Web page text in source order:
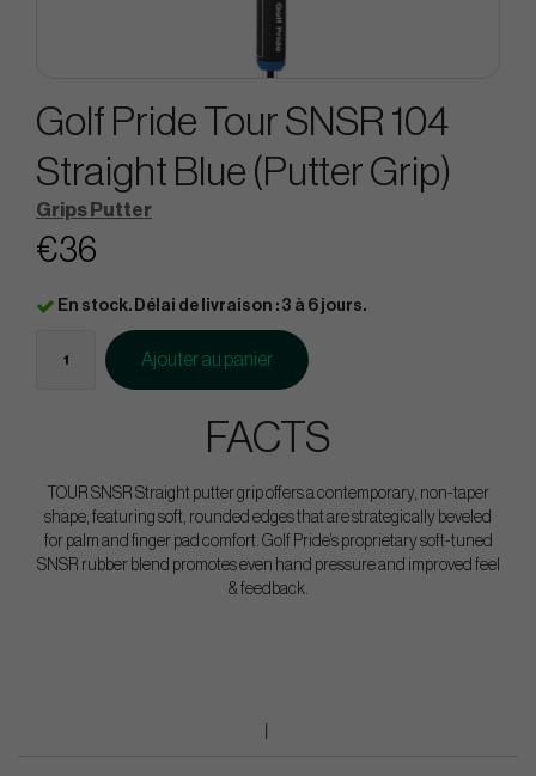
Golf Pride Tour SNSR 104
Straight Blue (Putter Grip)
Grips Putter
€36
En stock. Délai de livraison : 3 à 6 jours.
Ajouter au panier
FACTS
TOUR SNSR Straight putter grip offers a contemporary, non-taper
shape, featuring soft, rounded edges that are strategically beveled
for palm and finger pad comfort. Golf Pride’s proprietary soft-tuned
SNSR rubber blend promotes even hand pressure and improved feel
& feedback.